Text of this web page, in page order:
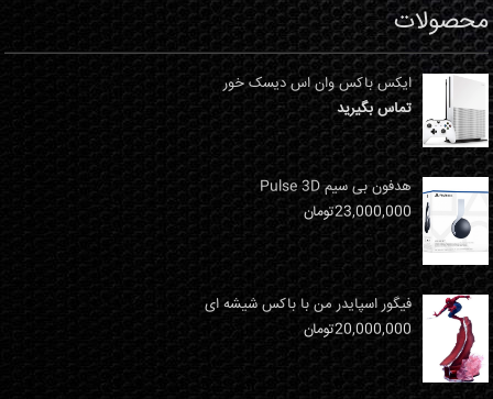
محصولات
ایکس باکس وان اس دیسک خور
تماس بگیرید
هدفون بی سیم Pulse 3D
23,000,000تومان
فیگور اسپایدر من با باکس شیشه ای
20,000,000تومان